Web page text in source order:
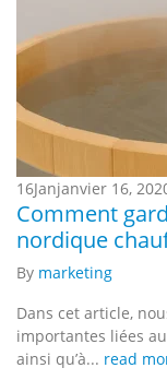
16Janjanvier 16,
Comment
nordique
By marketing
Dans cet article,
importantes liées
ainsi qu’à... read